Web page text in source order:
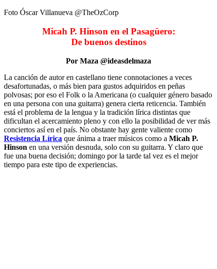
Foto Óscar Villanueva @TheOzCorp
Micah P. Hinson en el Pasagüero:
De buenos destinos
Por Maza @ideasdelmaza
La canción de autor en castellano tiene connotaciones a veces
desafortunadas, o más bien para gustos adquiridos en peñas
polvosas; por eso el Folk o la Americana (o cualquier género basado
en una persona con una guitarra) genera cierta reticencia. También
está el problema de la lengua y la tradición lírica distintas que
dificultan el acercamiento pleno y con ello la posibilidad de ver más
conciertos así en el país. No obstante hay gente valiente como
Resistencia Lírica que ánima a traer músicos como a Micah P.
Hinson en una versión desnuda, solo con su guitarra. Y claro que
fue una buena decisión; domingo por la tarde tal vez es el mejor
tiempo para este tipo de experiencias.